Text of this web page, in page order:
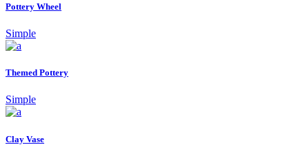
Pottery Wheel
Simple
Themed Pottery
Simple
Clay Vase